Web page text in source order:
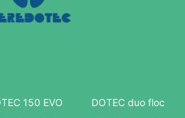
150 EVO
DOTEC duo floc